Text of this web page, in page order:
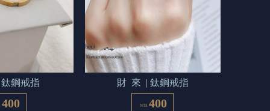
400
鋼戒指
NT$ 400
財  來  | 鈦鋼戒指